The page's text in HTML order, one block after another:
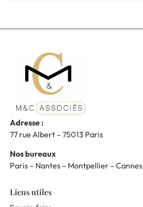
Adresse :
77 rue Albert – 75013 Paris
Nos bureaux
Paris – Nantes – Montpellier – Cannes
Liens utiles